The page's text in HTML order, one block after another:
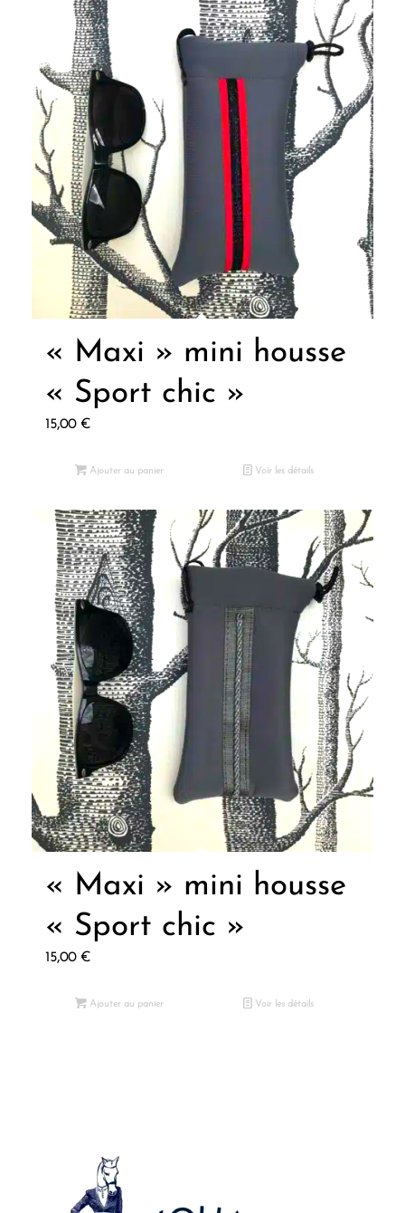
« Maxi » mini housse
« Sport chic »
15,00 €
Ajouter au panier Voir les détails
« Maxi » mini housse
« Sport chic »
15,00 €
Ajouter au panier Voir les détails